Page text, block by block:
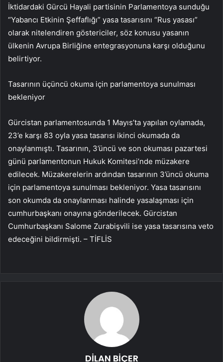
İktidardaki Gürcü Hayali partisinin Parlamentoya sunduğu
“Yabancı Etkinin Şeffaflığı” yasa tasarısını “Rus yasası”
olarak nitelendiren göstericiler, söz konusu yasanın
ülkenin Avrupa Birliğine entegrasyonuna karşı olduğunu
belirtiyor.
Tasarının üçüncü okuma için parlamentoya sunulması
bekleniyor
Gürcistan parlamentosunda 1 Mayıs’ta yapılan oylamada,
23’e karşı 83 oyla yasa tasarısı ikinci okumada da
onaylanmıştı. Tasarının, 3’üncü ve son okuması pazartesi
günü parlamentonun Hukuk Komitesi’nde müzakere
edilecek. Müzakerelerin ardından tasarının 3’üncü okuma
için parlamentoya sunulması bekleniyor. Yasa tasarısını
son okumda da onaylanması halinde yasalaşması için
cumhurbaşkanı onayına gönderilecek. Gürcistan
Cumhurbaşkanı Salome Zurabişvili ise yasa tasarısına veto
edeceğini bildirmişti. – TİFLİS
DİLAN BİÇER